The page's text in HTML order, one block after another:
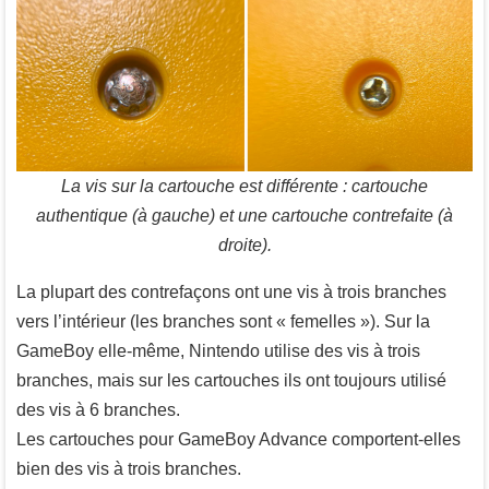
La vis sur la cartouche est différente : cartouche
authentique (à gauche) et une cartouche contrefaite (à
droite).
La plupart des contrefaçons ont une vis à trois branches
vers l’intérieur (les branches sont « femelles »). Sur la
GameBoy elle-même, Nintendo utilise des vis à trois
branches, mais sur les cartouches ils ont toujours utilisé
des vis à 6 branches.
Les cartouches pour GameBoy Advance comportent-elles
bien des vis à trois branches.